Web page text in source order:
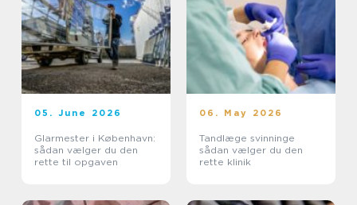
05. June 2026
Glarmester i København:
sådan vælger du den
rette til opgaven
06. May 2026
Tandlæge svinninge
sådan vælger du den
rette klinik